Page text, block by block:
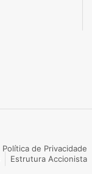
Política de Privacidade
Estrutura Accionista